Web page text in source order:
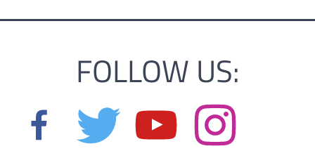
FOLLOW US: